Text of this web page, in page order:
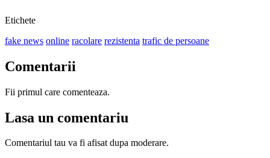
Etichete
fake news online racolare rezistenta trafic de persoane
Comentarii
Fii primul care comenteaza.
Lasa un comentariu
Comentariul tau va fi afisat dupa moderare.